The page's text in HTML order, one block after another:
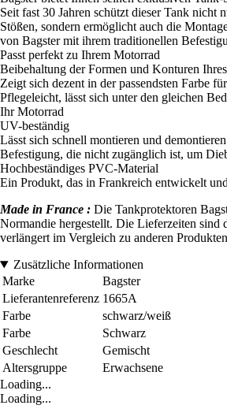
Seit fast 30 Jahren schützt dieser Tank nicht
Stößen, sondern ermöglicht auch die
von Bagster mit ihrem traditionellen
Passt perfekt zu Ihrem Motorrad
Beibehaltung der Formen und Konturen
Zeigt sich dezent in der passendsten Farbe
Pflegeleicht, lässt sich unter den gleichen
Ihr Motorrad
UV-beständig
Lässt sich schnell montieren und demontieren
Befestigung, die nicht zugänglich ist, um
Hochbeständiges PVC-Material
Ein Produkt, das in Frankreich entwickelt
Made in France : Die Tankprotektoren
Normandie hergestellt. Die Lieferzeiten sind
verlängert im Vergleich zu anderen
Zusätzliche Informationen
Marke
Bagster
Lieferantenreferenz 1665A
Farbe
schwarz/weiß
Farbe
Schwarz
Geschlecht
Gemischt
Altersgruppe
Erwachsene
Loading...
Loading...